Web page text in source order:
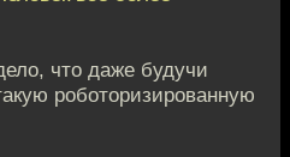
что даже будучи
роботоризированную